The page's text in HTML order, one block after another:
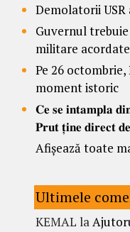
Demolatorii USR
Guvernul
militare
Pe 26
moment istoric
𝐂𝐞 𝐬𝐞 𝐢𝐧𝐭𝐚𝐦𝐩𝐥𝐚
𝐏𝐫𝐮𝐭 𝐭̦𝐢𝐧𝐞 𝐝𝐢𝐫𝐞𝐜𝐭
Afișează toate
Ultimele
KEMAL la